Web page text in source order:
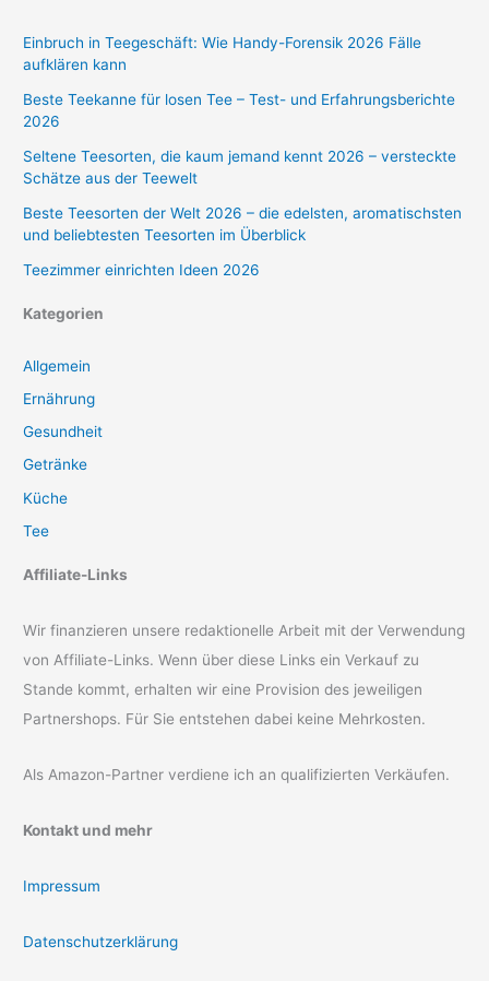
Einbruch in Teegeschäft: Wie Handy-Forensik 2026 Fälle
aufklären kann
Beste Teekanne für losen Tee – Test- und Erfahrungsberichte
2026
Seltene Teesorten, die kaum jemand kennt 2026 – versteckte
Schätze aus der Teewelt
Beste Teesorten der Welt 2026 – die edelsten, aromatischsten
und beliebtesten Teesorten im Überblick
Teezimmer einrichten Ideen 2026
Kategorien
Allgemein
Ernährung
Gesundheit
Getränke
Küche
Tee
Affiliate-Links
Wir finanzieren unsere redaktionelle Arbeit mit der Verwendung
von Affiliate-Links. Wenn über diese Links ein Verkauf zu
Stande kommt, erhalten wir eine Provision des jeweiligen
Partnershops. Für Sie entstehen dabei keine Mehrkosten.
Als Amazon-Partner verdiene ich an qualifizierten Verkäufen.
Kontakt und mehr
Impressum
Datenschutzerklärung